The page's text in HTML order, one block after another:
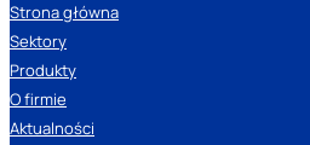
Strona główna
Sektory
Produkty
O firmie
Aktualności